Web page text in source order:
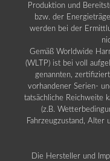
Produktion und
bzw. der
werden bei der
Gemäß Worldwide
(WLTP) ist bei voll
genannten,
vorhandener Serien-
tatsächliche Reichweite
(z.B.
Fahrzeugzustand, Alter
Die Hersteller und